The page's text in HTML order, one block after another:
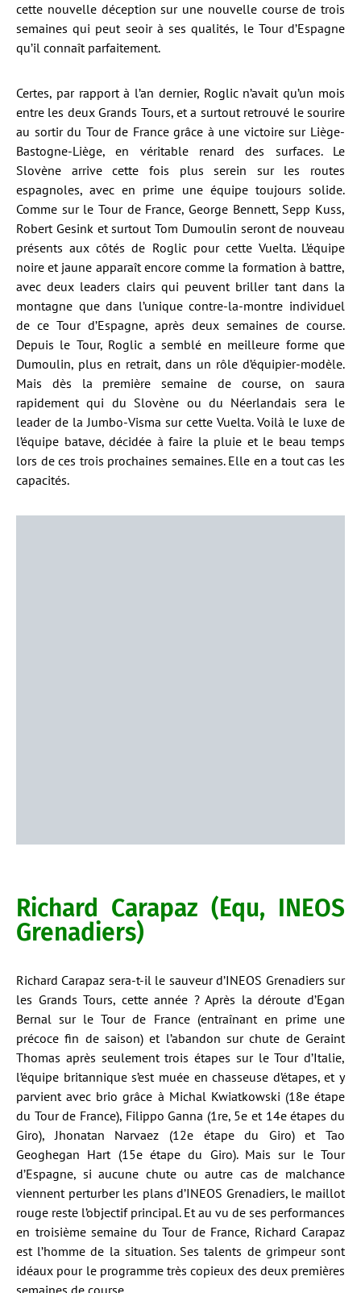
cette nouvelle déception sur une nouvelle course de trois
semaines qui peut seoir à ses qualités, le Tour d’Espagne
qu’il connaît parfaitement.
Certes, par rapport à l’an dernier, Roglic n’avait qu’un mois
entre les deux Grands Tours, et a surtout retrouvé le sourire
au sortir du Tour de France grâce à une victoire sur Liège-
Bastogne-Liège, en véritable renard des surfaces. Le
Slovène arrive cette fois plus serein sur les routes
espagnoles, avec en prime une équipe toujours solide.
Comme sur le Tour de France, George Bennett, Sepp Kuss,
Robert Gesink et surtout Tom Dumoulin seront de nouveau
présents aux côtés de Roglic pour cette Vuelta. L’équipe
noire et jaune apparaît encore comme la formation à battre,
avec deux leaders clairs qui peuvent briller tant dans la
montagne que dans l’unique contre-la-montre individuel
de ce Tour d’Espagne, après deux semaines de course.
Depuis le Tour, Roglic a semblé en meilleure forme que
Dumoulin, plus en retrait, dans un rôle d’équipier-modèle.
Mais dès la première semaine de course, on saura
rapidement qui du Slovène ou du Néerlandais sera le
leader de la Jumbo-Visma sur cette Vuelta. Voilà le luxe de
l’équipe batave, décidée à faire la pluie et le beau temps
lors de ces trois prochaines semaines. Elle en a tout cas les
capacités.
Richard Carapaz (Equ, INEOS
Grenadiers)
Richard Carapaz sera-t-il le sauveur d’INEOS Grenadiers sur
les Grands Tours, cette année ? Après la déroute d’Egan
Bernal sur le Tour de France (entraînant en prime une
précoce fin de saison) et l’abandon sur chute de Geraint
Thomas après seulement trois étapes sur le Tour d’Italie,
l’équipe britannique s’est muée en chasseuse d’étapes, et y
parvient avec brio grâce à Michal Kwiatkowski (18e étape
du Tour de France), Filippo Ganna (1re, 5e et 14e étapes du
Giro), Jhonatan Narvaez (12e étape du Giro) et Tao
Geoghegan Hart (15e étape du Giro). Mais sur le Tour
d’Espagne, si aucune chute ou autre cas de malchance
viennent perturber les plans d’INEOS Grenadiers, le maillot
rouge reste l’objectif principal. Et au vu de ses performances
en troisième semaine du Tour de France, Richard Carapaz
est l’homme de la situation. Ses talents de grimpeur sont
idéaux pour le programme très copieux des deux premières
semaines de course.